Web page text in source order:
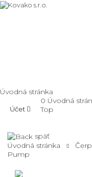
Úvodná stránka
Účet
0 Úvodná
Top
späť
Úvodná stránka
Pump